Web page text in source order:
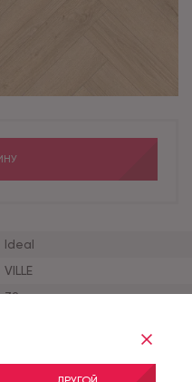
Ideal
VILLE
32
STANDARD